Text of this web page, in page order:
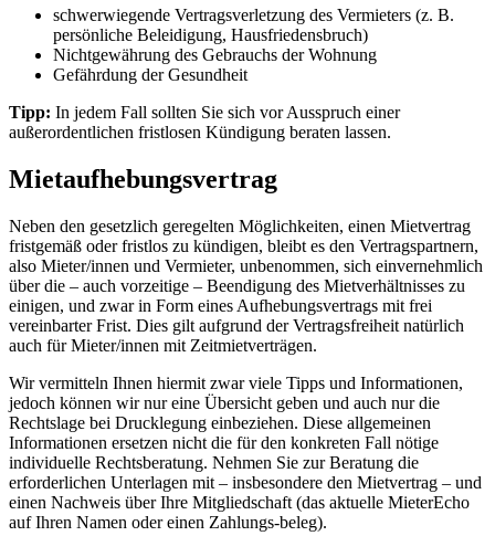
schwerwiegende Vertragsverletzung des Vermieters (z. B.
persönliche Beleidigung, Hausfriedensbruch)
Nichtgewährung des Gebrauchs der Wohnung
Gefährdung der Gesundheit
Tipp: In jedem Fall sollten Sie sich vor Ausspruch einer
außerordentlichen fristlosen Kündigung beraten lassen.
Mietaufhebungsvertrag
Neben den gesetzlich geregelten Möglichkeiten, einen Mietvertrag
fristgemäß oder fristlos zu kündigen, bleibt es den Vertragspartnern,
also Mieter/innen und Vermieter, unbenommen, sich einvernehmlich
über die – auch vorzeitige – Beendigung des Mietverhältnisses zu
einigen, und zwar in Form eines Aufhebungsvertrags mit frei
vereinbarter Frist. Dies gilt aufgrund der Vertragsfreiheit natürlich
auch für Mieter/innen mit Zeitmietverträgen.
Wir vermitteln Ihnen hiermit zwar viele Tipps und Informationen,
jedoch können wir nur eine Übersicht geben und auch nur die
Rechtslage bei Drucklegung einbeziehen. Diese allgemeinen
Informationen ersetzen nicht die für den konkreten Fall nötige
individuelle Rechtsberatung. Nehmen Sie zur Beratung die
erforderlichen Unterlagen mit – insbesondere den Mietvertrag – und
einen Nachweis über Ihre Mitgliedschaft (das aktuelle MieterEcho
auf Ihren Namen oder einen Zahlungs-beleg).